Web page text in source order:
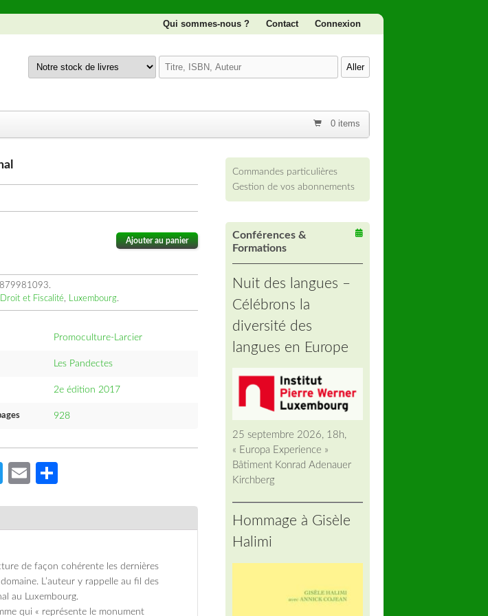
Qui sommes-nous ? Contact Connexion
0 items
Ajouter au panier
.
Droit et Fiscalité, Luxembourg.
Promoculture-Larcier
Les Pandectes
2e édition 2017
928
Twitter
Email
de façon cohérente les dernières
L’auteur y rappelle au fil des
au Luxembourg.
qui « représente le monument
Commandes particulières
Gestion de vos abonnements
Conférences &
Formations
Nuit des langues –
Célébrons la
diversité des
langues en Europe
25 septembre 2026, 18h,
« Europa Experience »
Bâtiment Konrad Adenauer
Kirchberg
Hommage à Gisèle
Halimi